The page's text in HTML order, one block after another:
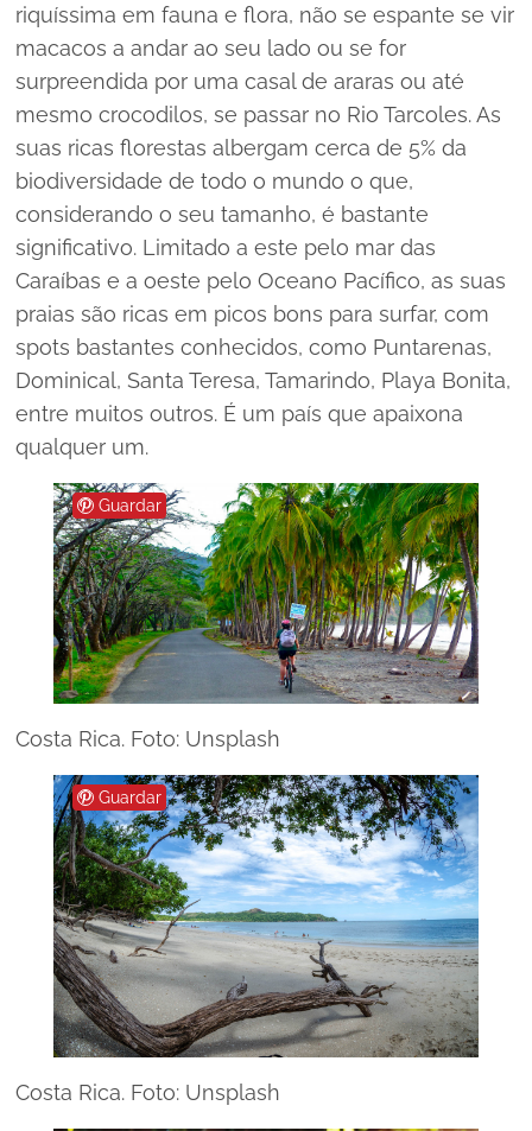
riquíssima em fauna e flora, não se espante se vir
macacos a andar ao seu lado ou se for
surpreendida por uma casal de araras ou até
mesmo crocodilos, se passar no Rio Tarcoles. As
suas ricas florestas albergam cerca de 5% da
biodiversidade de todo o mundo o que,
considerando o seu tamanho, é bastante
significativo. Limitado a este pelo mar das
Caraíbas e a oeste pelo Oceano Pacífico, as suas
praias são ricas em picos bons para surfar, com
spots bastantes conhecidos, como Puntarenas,
Dominical, Santa Teresa, Tamarindo, Playa Bonita,
entre muitos outros. É um país que apaixona
qualquer um.
Guardar
Costa Rica. Foto: Unsplash
Guardar
Costa Rica. Foto: Unsplash